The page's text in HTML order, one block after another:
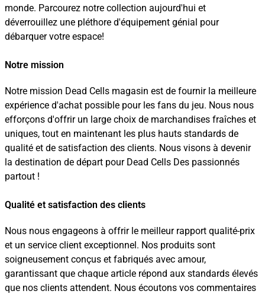
monde. Parcourez notre collection aujourd'hui et
déverrouillez une pléthore d'équipement génial pour
débarquer votre espace!
Notre mission
Notre mission Dead Cells magasin est de fournir la meilleure
expérience d'achat possible pour les fans du jeu. Nous nous
efforçons d'offrir un large choix de marchandises fraîches et
uniques, tout en maintenant les plus hauts standards de
qualité et de satisfaction des clients. Nous visons à devenir
la destination de départ pour Dead Cells Des passionnés
partout !
Qualité et satisfaction des clients
Nous nous engageons à offrir le meilleur rapport qualité-prix
et un service client exceptionnel. Nos produits sont
soigneusement conçus et fabriqués avec amour,
garantissant que chaque article répond aux standards élevés
que nos clients attendent. Nous écoutons vos commentaires